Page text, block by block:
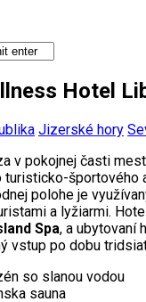
Hotel
Jizerské hory
v pokojnej časti
turisticko-športového
polohe je
a lyžiarmi.
Spa, a ubytovaní
vstup po dobu
so slanou vodou
sauna